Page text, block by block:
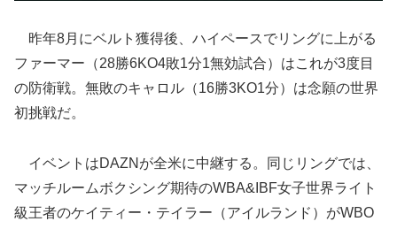
昨年8月にベルト獲得後、ハイペースでリングに上がる
ファーマー（28勝6KO4敗1分1無効試合）はこれが3度目
の防衛戦。無敗のキャロル（16勝3KO1分）は念願の世界
初挑戦だ。
イベントはDAZNが全米に中継する。同じリングでは、
マッチルームボクシング期待のWBA&IBF女子世界ライト
級王者のケイティー・テイラー（アイルランド）がWBO